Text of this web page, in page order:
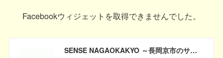
Facebookウィジェットを取得できませんでした。
SENSE NAGAOKAKYO ～長岡京市のサブサイト～